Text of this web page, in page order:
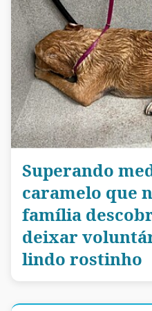
Superando
caramelo que
família
deixar
lindo rostinho